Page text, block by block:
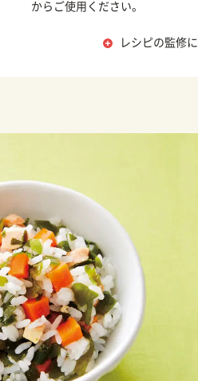
からご使用ください。
レシピの監修